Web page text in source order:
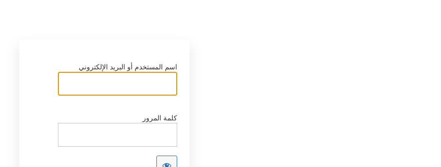
اسم المستخدم أو البريد الإلكتروني
كلمة المرور